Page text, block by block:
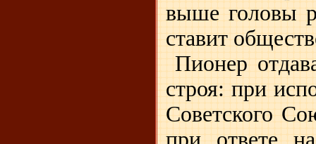
выше головы
ставит
Пионер
строя: при
Советского